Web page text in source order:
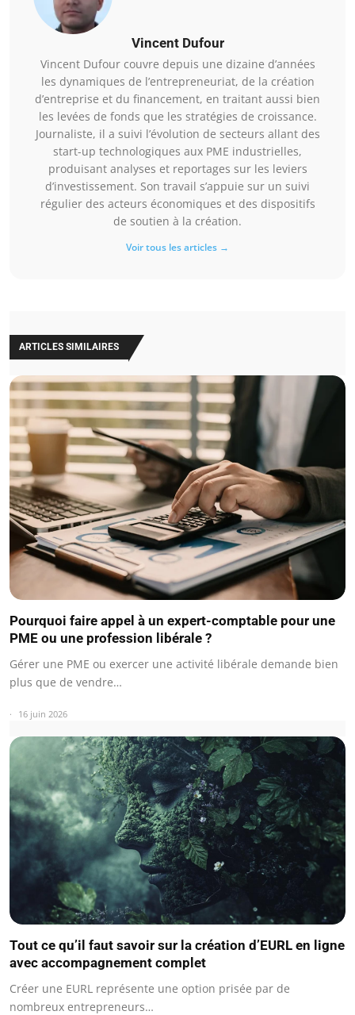
Vincent Dufour
Vincent Dufour couvre depuis une dizaine d’années
les dynamiques de l’entrepreneuriat, de la création
d’entreprise et du financement, en traitant aussi bien
les levées de fonds que les stratégies de croissance.
Journaliste, il a suivi l’évolution de secteurs allant des
start-up technologiques aux PME industrielles,
produisant analyses et reportages sur les leviers
d’investissement. Son travail s’appuie sur un suivi
régulier des acteurs économiques et des dispositifs
de soutien à la création.
Voir tous les articles →
ARTICLES SIMILAIRES
Pourquoi faire appel à un expert-comptable pour une
PME ou une profession libérale ?
Gérer une PME ou exercer une activité libérale demande bien
plus que de vendre…
16 juin 2026
Tout ce qu’il faut savoir sur la création d’EURL en ligne
avec accompagnement complet
Créer une EURL représente une option prisée par de
nombreux entrepreneurs…